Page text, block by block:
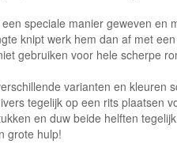
speciale manier geweven en
knipt werk hem dan af met
gebruiken voor hele scherpe
varianten en kleuren
tegelijk op een rits plaatsen
en duw beide helften
grote hulp!